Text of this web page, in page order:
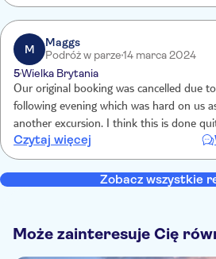
see the lights, we will leave by 11.30/
M
Maggs
Podróż w parze14 marca 2024
5Wielka Brytania
Our original booking was cancelled due
following evening which was hard on us
another excursion. I think this is done
large coach to fill. When we got there if
were unable to see the lights with the
a camera lens, glad we went.
Czytaj więcej
Zobacz wszystkie
Może zainteresuje Cię